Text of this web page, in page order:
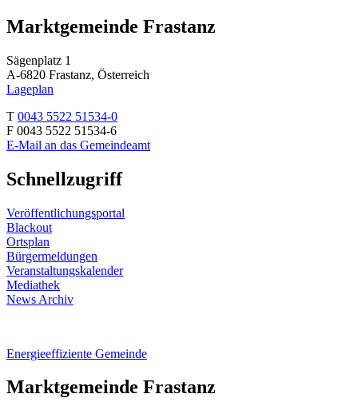
Marktgemeinde Frastanz
Sägenplatz 1
A-6820 Frastanz, Österreich
Lageplan
T 0043 5522 51534-0
F 0043 5522 51534-6
E-Mail an das Gemeindeamt
Schnellzugriff
Veröffentlichungsportal
Blackout
Ortsplan
Bürgermeldungen
Veranstaltungskalender
Mediathek
News Archiv
Energieeffiziente Gemeinde
Marktgemeinde Frastanz